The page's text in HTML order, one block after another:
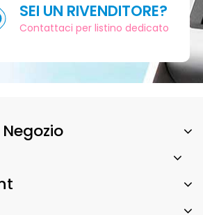
SEI UN RIVENDITORE?
Contattaci per listino dedicato